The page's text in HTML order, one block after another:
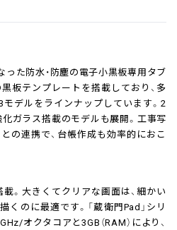
た防水・防塵の電子小黒板専用タブ
板テンプレートを搭載しており、多
デルをラインナップしています。2
ガラス搭載のモデルも展開。工事写
の連携で、台帳作成も効率的におこ
。大きくてクリアな画面は、細かい
のに最適です。「蔵衛門Pad」シリ
オクタコアと3GB（RAM）により、